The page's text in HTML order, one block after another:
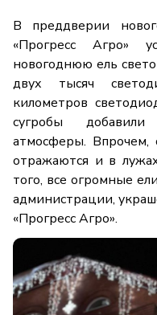
В преддверии
«Прогресс Агро»
новогоднюю ель
двух тысяч
километров
сугробы
атмосферы. Впрочем,
отражаются и в
того, все огромные
администрации,
«Прогресс Агро».